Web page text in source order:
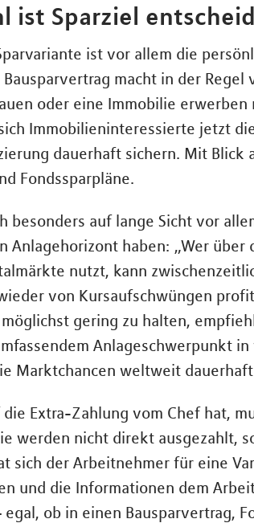
ist Sparziel
ist vor allem die
macht in der
oder eine Immobilie
Immobilieninteressierte jetzt
dauerhaft sichern. Mit Blick
Fondssparpläne.
besonders auf lange Sicht vor
Anlagehorizont haben: „Wer über
nutzt, kann
von Kursaufschwüngen
möglichst gering zu halten,
Anlageschwerpunkt
Marktchancen weltweit
Extra-Zahlung vom Chef hat,
werden nicht direkt ausgezahlt,
sich der Arbeitnehmer für eine
und die Informationen dem
ob in einen Bausparvertrag,